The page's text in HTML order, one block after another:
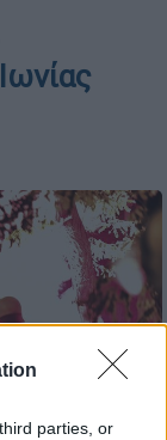
parties, or